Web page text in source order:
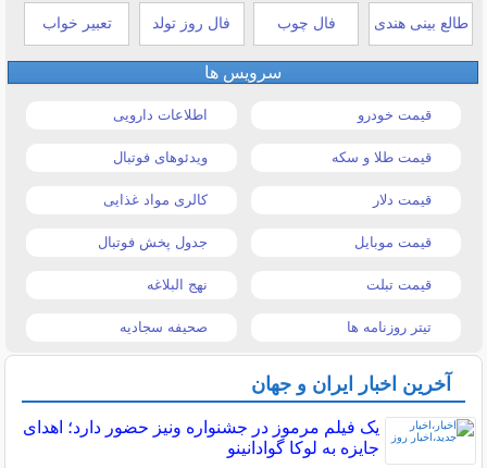
طالع بینی هندی فال چوب فال روز تولد تعبیر خواب
سرویس ها
قیمت خودرو اطلاعات دارویی
قیمت طلا و سکه ویدئوهای فوتبال
قیمت دلار کالری مواد غذایی
قیمت موبایل جدول پخش فوتبال
قیمت تبلت نهج البلاغه
تیتر روزنامه ها صحیفه سجادیه
آخرین اخبار ایران و جهان
یک فیلم مرموز در جشنواره ونیز حضور دارد؛ اهدای
جایزه به لوکا گوادانینو